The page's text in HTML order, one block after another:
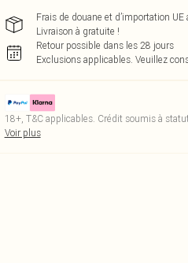
Frais de douane et d’importation
Livraison à gratuite !
Retour possible dans les 28 jours
Exclusions applicables. Veuillez
18+, T&C applicables. Crédit soumis à
Voir plus